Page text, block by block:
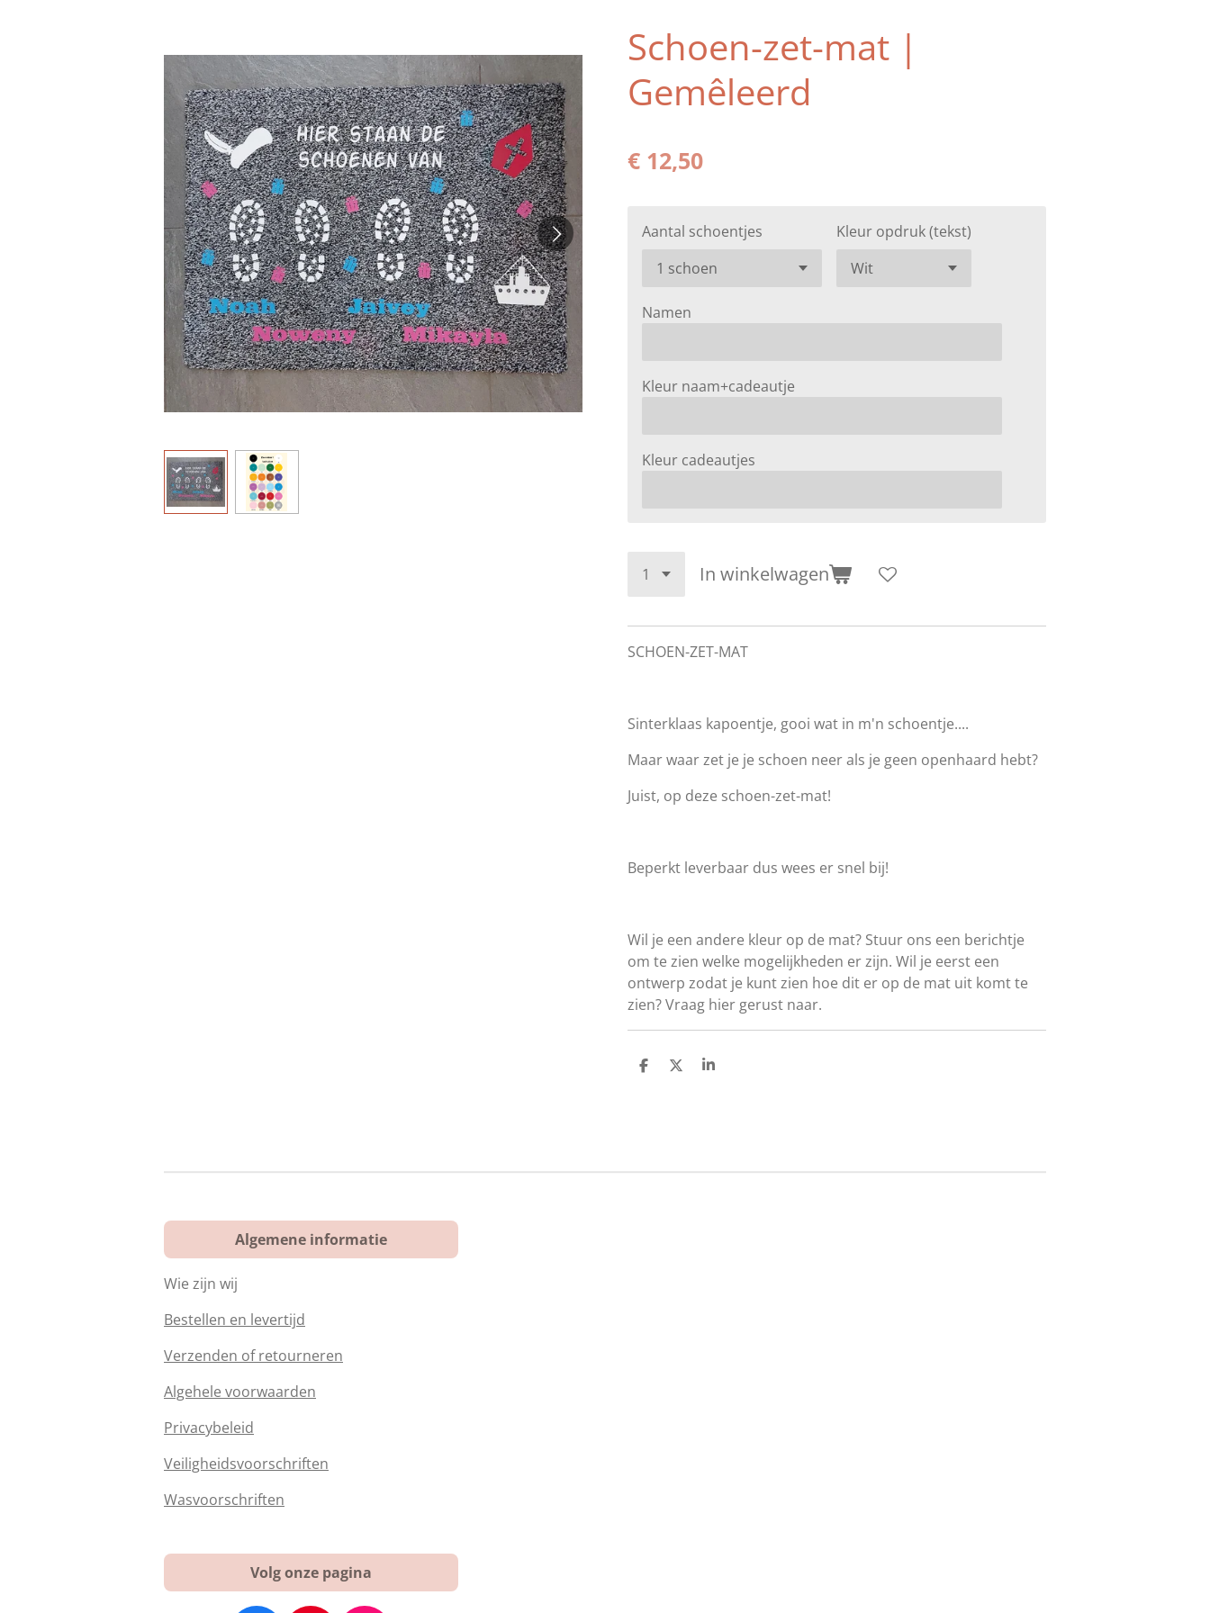
Schoen-zet-mat |
Gemêleerd
€ 12,50
Aantal schoentjes Kleur opdruk (tekst)
Namen
Kleur naam+cadeautje
Kleur cadeautjes
In winkelwagen
SCHOEN-ZET-MAT
Sinterklaas kapoentje, gooi wat in m'n schoentje....
Maar waar zet je je schoen neer als je geen openhaard hebt?
Juist, op deze schoen-zet-mat!
Beperkt leverbaar dus wees er snel bij!
Wil je een andere kleur op de mat? Stuur ons een berichtje
om te zien welke mogelijkheden er zijn. Wil je eerst een
ontwerp zodat je kunt zien hoe dit er op de mat uit komt te
zien? Vraag hier gerust naar.
D
D
S
Algemene informatie
Wie zijn wij
Bestellen en levertijd
Verzenden of retourneren
Algehele voorwaarden
Privacybeleid
Veiligheidsvoorschriften
Wasvoorschriften
Volg onze pagina